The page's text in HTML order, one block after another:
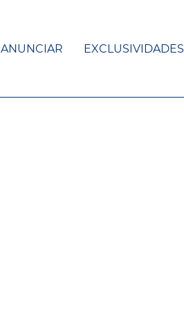
ANUNCIAR EXCLUSIVIDADES